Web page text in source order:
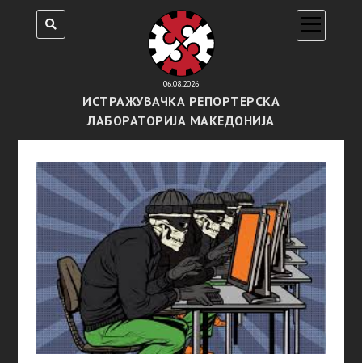
06.08.2026
ИСТРАЖУВАЧКА РЕПОРТЕРСКА
ЛАБОРАТОРИЈА МАКЕДОНИЈА
open
menu